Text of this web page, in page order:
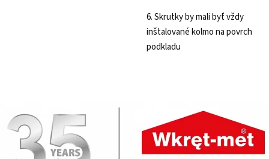
6. Skrutky by mali byť vždy
inštalované kolmo na povrch
podkladu